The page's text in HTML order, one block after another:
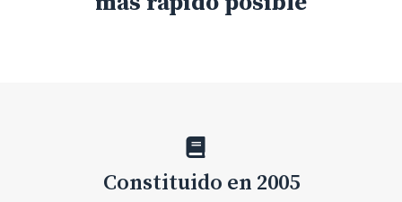
Constituido en 2005